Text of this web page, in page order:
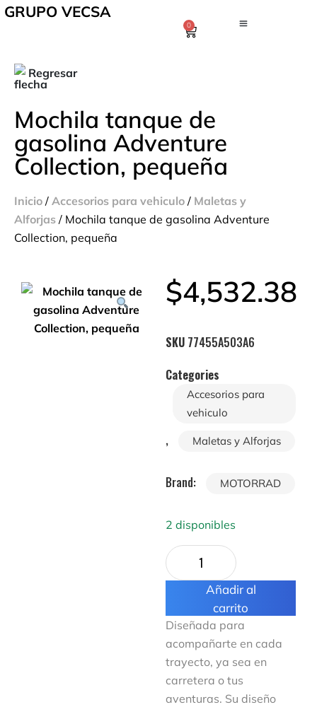
GRUPO VECSA
0
Regresar
Mochila tanque de
gasolina Adventure
Collection, pequeña
Inicio / Accesorios para vehiculo / Maletas y
Alforjas / Mochila tanque de gasolina Adventure
Collection, pequeña
$4,532.38
SKU 77455A503A6
Categories
Accesorios para
vehiculo
, Maletas y Alforjas
Brand: MOTORRAD
2 disponibles
Añadir al
carrito
Diseñada para
acompañarte en cada
trayecto, ya sea en
carretera o tus
aventuras. Su diseño